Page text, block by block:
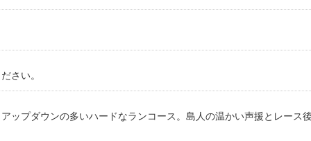
さい。
ップダウンの多いハードなランコース。島人の温かい声援とレース